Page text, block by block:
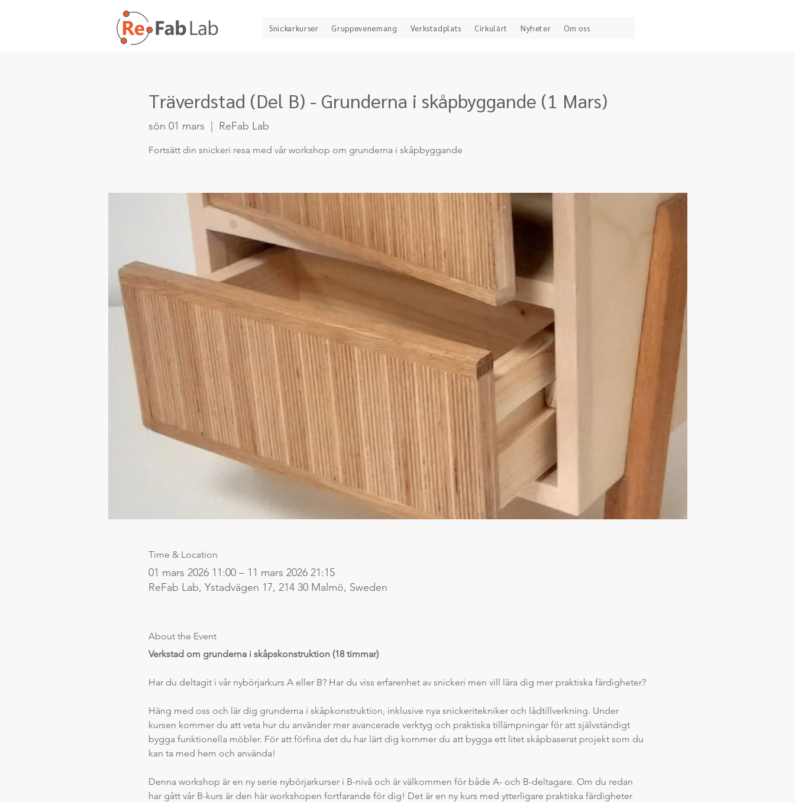
Snickarkurser Gruppevenemang Verkstadplats Cirkulärt Nyheter Om oss
Träverdstad (Del B) - Grunderna i skåpbyggande (1 Mars)
sön 01 mars ReFab Lab
Fortsätt din snickeri resa med vår workshop om grunderna i skåpbyggande
Time & Location
01 mars 2026 11:00 – 11 mars 2026 21:15
ReFab Lab, Ystadvägen 17, 214 30 Malmö, Sweden
About the Event
Verkstad om grunderna i skåpskonstruktion (18 timmar)
Har du deltagit i vår nybörjarkurs A eller B? Har du viss erfarenhet av snickeri men vill lära dig mer praktiska färdigheter?
Häng med oss och lär dig grunderna i skåpkonstruktion, inklusive nya snickeritekniker och lådtillverkning. Under
kursen kommer du att veta hur du använder mer avancerade verktyg och praktiska tillämpningar för att självständigt
bygga funktionella möbler. För att förfina det du har lärt dig kommer du att bygga ett litet skåpbaserat projekt som du
kan ta med hem och använda!
Denna workshop är en ny serie nybörjarkurser i B-nivå och är välkommen för både A- och B-deltagare. Om du redan
har gått vår B-kurs är den här workshopen fortfarande för dig! Det är en ny kurs med ytterligare praktiska färdigheter